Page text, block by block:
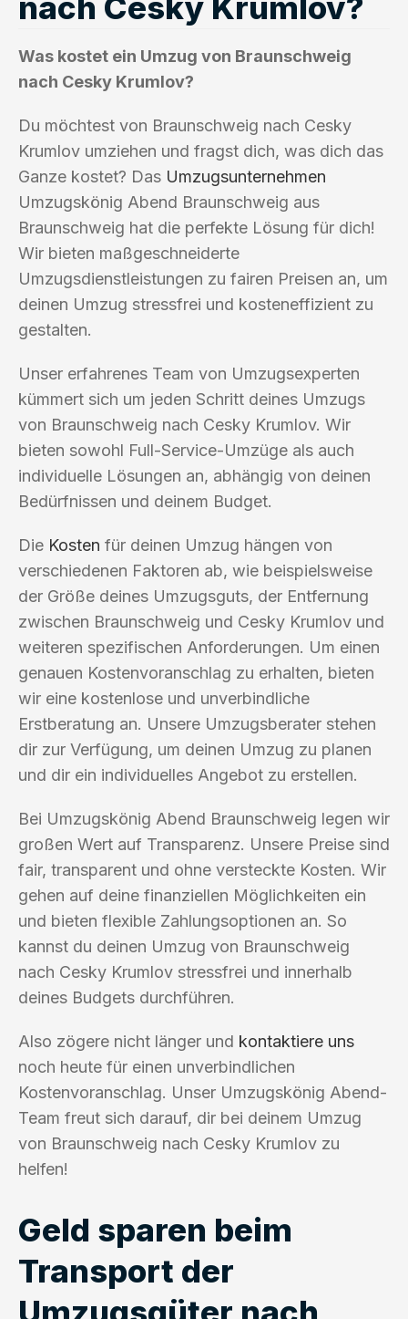
Was kostet ein Umzug von Braunschweig
nach Cesky Krumlov?
Du möchtest von Braunschweig nach Cesky
Krumlov umziehen und fragst dich, was dich das
Ganze kostet? Das Umzugsunternehmen
Umzugskönig Abend Braunschweig aus
Braunschweig hat die perfekte Lösung für dich!
Wir bieten maßgeschneiderte
Umzugsdienstleistungen zu fairen Preisen an, um
deinen Umzug stressfrei und kosteneffizient zu
gestalten.
Unser erfahrenes Team von Umzugsexperten
kümmert sich um jeden Schritt deines Umzugs
von Braunschweig nach Cesky Krumlov. Wir
bieten sowohl Full-Service-Umzüge als auch
individuelle Lösungen an, abhängig von deinen
Bedürfnissen und deinem Budget.
Die Kosten für deinen Umzug hängen von
verschiedenen Faktoren ab, wie beispielsweise
der Größe deines Umzugsguts, der Entfernung
zwischen Braunschweig und Cesky Krumlov und
weiteren spezifischen Anforderungen. Um einen
genauen Kostenvoranschlag zu erhalten, bieten
wir eine kostenlose und unverbindliche
Erstberatung an. Unsere Umzugsberater stehen
dir zur Verfügung, um deinen Umzug zu planen
und dir ein individuelles Angebot zu erstellen.
Bei Umzugskönig Abend Braunschweig legen wir
großen Wert auf Transparenz. Unsere Preise sind
fair, transparent und ohne versteckte Kosten. Wir
gehen auf deine finanziellen Möglichkeiten ein
und bieten flexible Zahlungsoptionen an. So
kannst du deinen Umzug von Braunschweig
nach Cesky Krumlov stressfrei und innerhalb
deines Budgets durchführen.
Also zögere nicht länger und kontaktiere uns
noch heute für einen unverbindlichen
Kostenvoranschlag. Unser Umzugskönig Abend-
Team freut sich darauf, dir bei deinem Umzug
von Braunschweig nach Cesky Krumlov zu
helfen!
Geld sparen beim
Transport der